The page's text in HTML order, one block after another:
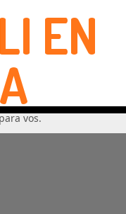
EN
vos.